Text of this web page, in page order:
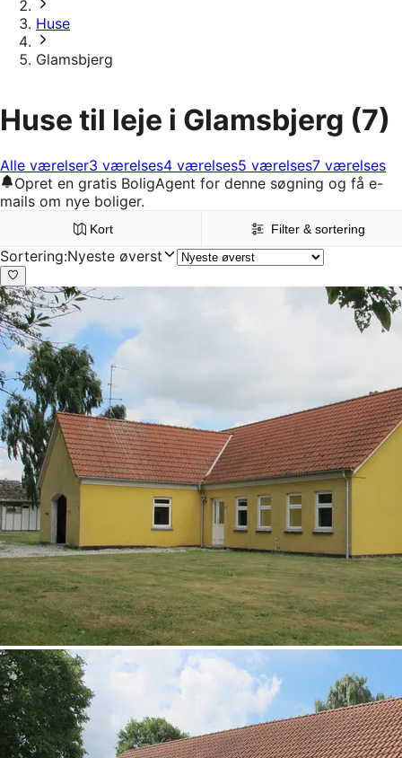
Huse
Glamsbjerg
Huse til leje i Glamsbjerg (7)
Alle værelser3 værelses4 værelses5 værelses7 værelses
Opret en gratis BoligAgent for denne søgning og få e-
mails om nye boliger.
Kort Filter & sortering
Sortering:Nyeste øverst